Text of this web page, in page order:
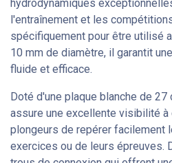
hydrodynamiques
l'entraînement et les
spécifiquement pour être utilisé
10 mm de diamètre, il garantit
fluide et efficace.
Doté d'une plaque blanche de
assure une excellente visibilité à
plongeurs de repérer facilement
exercices ou de leurs épreuves.